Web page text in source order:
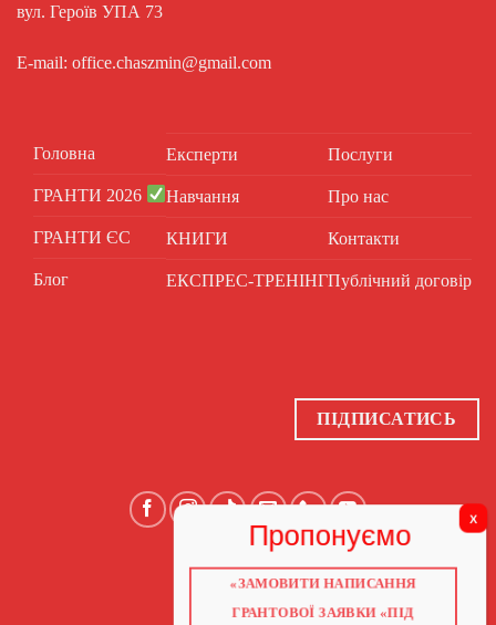
вул. Героїв УПА 73
E-mail: office.chaszmin@gmail.com
Головна
ГРАНТИ 2026
ГРАНТИ ЄС
Блог
Експерти
Навчання
КНИГИ
ЕКСПРЕС-ТРЕНІНГ
Послуги
Про нас
Контакти
Публічний договір
ПІДПИСАТИСЬ
ГОЛОВНА
ГРАНТИ 2026
«ЗАМОВИТИ НАПИСАННЯ
ГРАНТОВОЇ ЗАЯВКИ «ПІД